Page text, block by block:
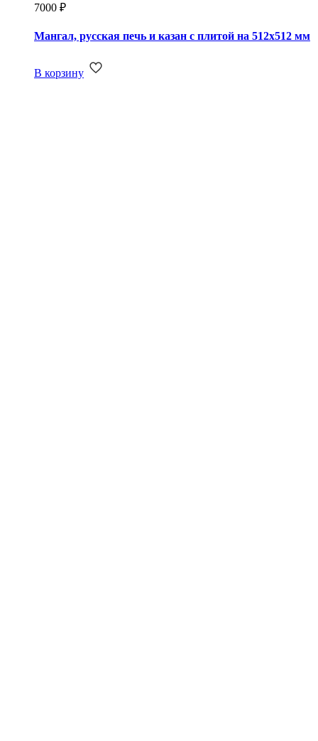
7000 ₽
Мангал, русская печь и казан с плитой на 512х512 мм
В корзину